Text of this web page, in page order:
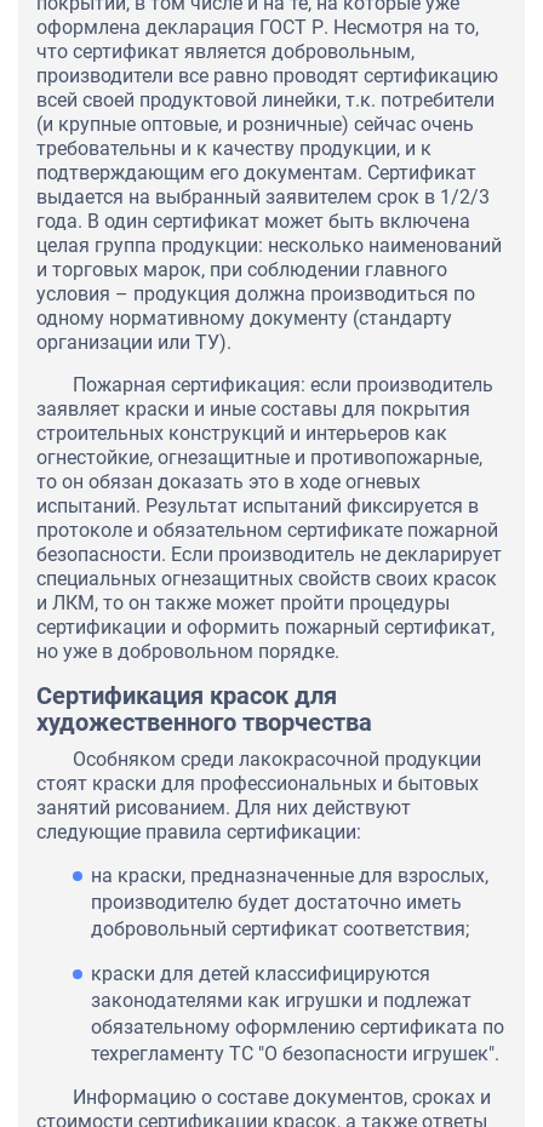
оформлена декларация ГОСТ Р. Несмотря на то,
что сертификат является добровольным,
производители все равно проводят сертификацию
всей своей продуктовой линейки, т.к. потребители
(и крупные оптовые, и розничные) сейчас очень
требовательны и к качеству продукции, и к
подтверждающим его документам. Сертификат
выдается на выбранный заявителем срок в 1/2/3
года. В один сертификат может быть включена
целая группа продукции: несколько наименований
и торговых марок, при соблюдении главного
условия – продукция должна производиться по
одному нормативному документу (стандарту
организации или ТУ).
Пожарная сертификация: если производитель
заявляет краски и иные составы для покрытия
строительных конструкций и интерьеров как
огнестойкие, огнезащитные и противопожарные,
то он обязан доказать это в ходе огневых
испытаний. Результат испытаний фиксируется в
протоколе и обязательном сертификате пожарной
безопасности. Если производитель не декларирует
специальных огнезащитных свойств своих красок
и ЛКМ, то он также может пройти процедуры
сертификации и оформить пожарный сертификат,
но уже в добровольном порядке.
Сертификация красок для
художественного творчества
Особняком среди лакокрасочной продукции
стоят краски для профессиональных и бытовых
занятий рисованием. Для них действуют
следующие правила сертификации:
на краски, предназначенные для взрослых,
производителю будет достаточно иметь
добровольный сертификат соответствия;
краски для детей классифицируются
законодателями как игрушки и подлежат
обязательному оформлению сертификата по
техрегламенту ТС "О безопасности игрушек".
Информацию о составе документов, сроках и
стоимости сертификации красок, а также ответы